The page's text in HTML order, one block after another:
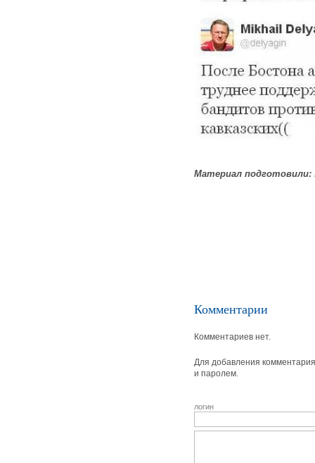
Материал подготовили:
Комментарии
Комментариев нет.
Для добавления
и паролем.
логин